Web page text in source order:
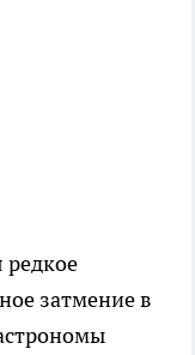
редкое
затмение в